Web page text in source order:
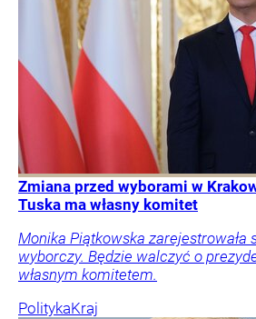
Zmiana przed wyborami w
Tuska ma własny komitet
Monika Piątkowska zarejestrowała
wyborczy. Będzie walczyć o
własnym komitetem.
PolitykaKraj